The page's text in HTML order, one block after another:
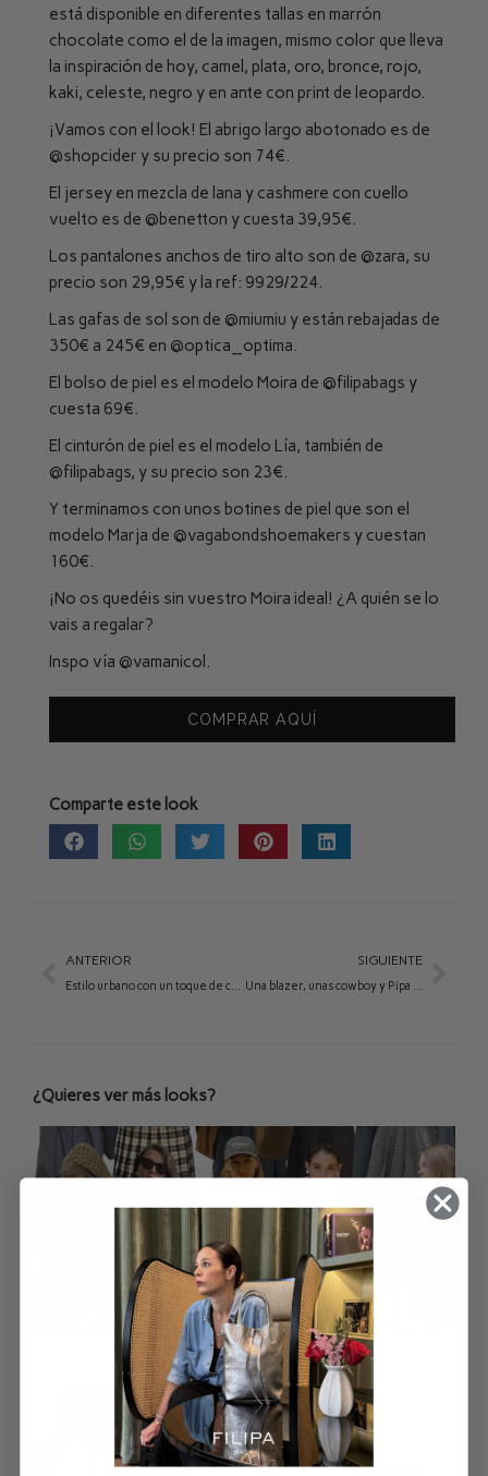
está disponible en diferentes tallas en marrón
chocolate como el de la imagen, mismo color que lleva
la inspiración de hoy, camel, plata, oro, bronce, rojo,
kaki, celeste, negro y en ante con print de leopardo.
¡Vamos con el look! El abrigo largo abotonado es de
@shopcider y su precio son 74€.
El jersey en mezcla de lana y cashmere con cuello
vuelto es de @benetton y cuesta 39,95€.
Los pantalones anchos de tiro alto son de @zara, su
precio son 29,95€ y la ref: 9929/224.
Las gafas de sol son de @miumiu y están rebajadas de
350€ a 245€ en @optica_optima.
El bolso de piel es el modelo Moira de @filipabags y
cuesta 69€.
El cinturón de piel es el modelo Lía, también de
@filipabags, y su precio son 23€.
Y terminamos con unos botines de piel que son el
modelo Marja de @vagabondshoemakers y cuestan
160€.
¡No os quedéis sin vuestro Moira ideal! ¿A quién se lo
vais a regalar?
Inspo vía @vamanicol .
COMPRAR AQUÍ
Comparte este look
ANTERIOR
Estilo urbano con un toque de color y Cora negro
SIGUIENTE
Una blazer, unas cowboy y Pipa negro
¿Quieres ver más looks?
Faldas de tablas